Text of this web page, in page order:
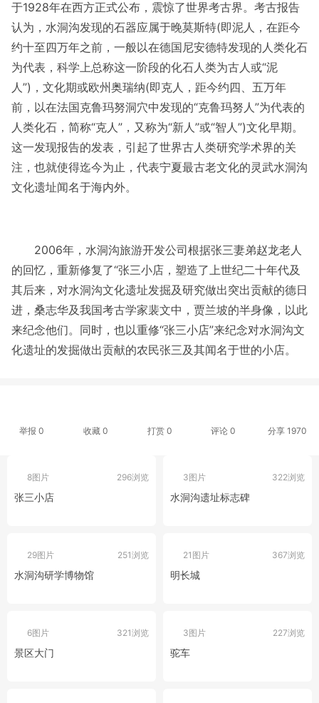
于1928年在西方正式公布，震惊了世界考古界。考古报告
认为，水洞沟发现的石器应属于晚莫斯特(即泥人，在距今
约十至四万年之前，一般以在德国尼安德特发现的人类化石
为代表，科学上总称这一阶段的化石人类为古人或“泥
人”)，文化期或欧州奥瑞纳(即克人，距今约四、五万年
前，以在法国克鲁玛努洞穴中发现的“克鲁玛努人”为代表的
人类化石，简称“克人”，又称为“新人”或“智人”)文化早期。
这一发现报告的发表，引起了世界古人类研究学术界的关
注，也就使得迄今为止，代表宁夏最古老文化的灵武水洞沟
文化遗址闻名于海内外。
2006年，水洞沟旅游开发公司根据张三妻弟赵龙老人
的回忆，重新修复了“张三小店，塑造了上世纪二十年代及
其后来，对水洞沟文化遗址发掘及研究做出突出贡献的德日
进，桑志华及我国考古学家裴文中，贾兰坡的半身像，以此
来纪念他们。同时，也以重修“张三小店”来纪念对水洞沟文
化遗址的发掘做出贡献的农民张三及其闻名于世的小店。
举报 0 收藏 0 打赏 0 评论0 分享 1970
296浏览
8图片
张三小店
322浏览
3图片
水洞沟遗址标志碑
251浏览
29图片
水洞沟研学博物馆
367浏览
21图片
明长城
321浏览
6图片
景区大门
227浏览
3图片
驼车